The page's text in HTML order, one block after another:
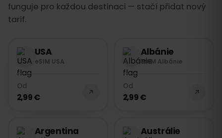
funguje pro každou destinaci — stačí přidat nový
tarif.
USA
eSIM USA
Od
2,99 €
Albánie
eSIM Albánie
Od
2,99 €
Argentina Austrálie